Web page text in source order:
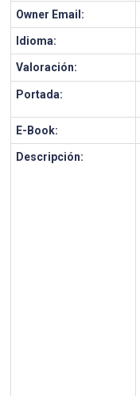
Owner Email:
Idioma:
Valoración:
Portada:
E-Book:
Descripción: